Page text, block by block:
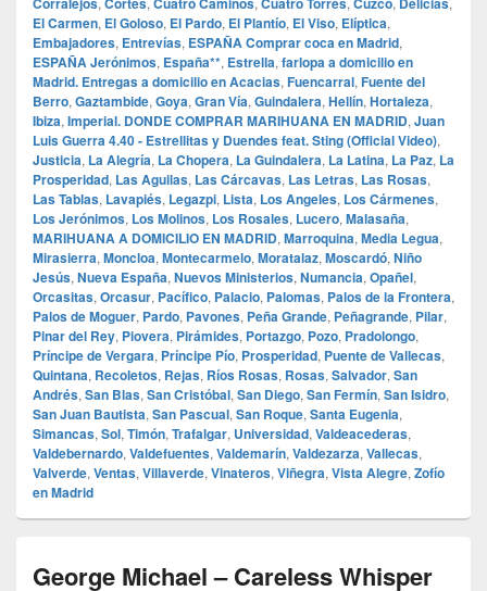
El Carmen, El Goloso, El Pardo, El Plantío, El Viso, Elíptica,
Embajadores, Entrevías, ESPAÑA Comprar coca en Madrid,
ESPAÑA Jerónimos, España**, Estrella, farlopa a domicilio en
Madrid. Entregas a domicilio en Acacias, Fuencarral, Fuente del
Berro, Gaztambide, Goya, Gran Vía, Guindalera, Hellín, Hortaleza,
Ibiza, Imperial. DONDE COMPRAR MARIHUANA EN MADRID, Juan
Luis Guerra 4.40 - Estrellitas y Duendes feat. Sting (Official Video),
Justicia, La Alegría, La Chopera, La Guindalera, La Latina, La Paz, La
Prosperidad, Las Aguilas, Las Cárcavas, Las Letras, Las Rosas,
Las Tablas, Lavapiés, Legazpi, Lista, Los Angeles, Los Cármenes,
Los Jerónimos, Los Molinos, Los Rosales, Lucero, Malasaña,
MARIHUANA A DOMICILIO EN MADRID, Marroquina, Media Legua,
Mirasierra, Moncloa, Montecarmelo, Moratalaz, Moscardó, Niño
Jesús, Nueva España, Nuevos Ministerios, Numancia, Opañel,
Orcasitas, Orcasur, Pacífico, Palacio, Palomas, Palos de la Frontera,
Palos de Moguer, Pardo, Pavones, Peña Grande, Peñagrande, Pilar,
Pinar del Rey, Piovera, Pirámides, Portazgo, Pozo, Pradolongo,
Príncipe de Vergara, Príncipe Pío, Prosperidad, Puente de Vallecas,
Quintana, Recoletos, Rejas, Ríos Rosas, Rosas, Salvador, San
Andrés, San Blas, San Cristóbal, San Diego, San Fermín, San Isidro,
San Juan Bautista, San Pascual, San Roque, Santa Eugenia,
Simancas, Sol, Timón, Trafalgar, Universidad, Valdeacederas,
Valdebernardo, Valdefuentes, Valdemarín, Valdezarza, Vallecas,
Valverde, Ventas, Villaverde, Vinateros, Viñegra, Vista Alegre, Zofío
en Madrid
George Michael – Careless Whisper